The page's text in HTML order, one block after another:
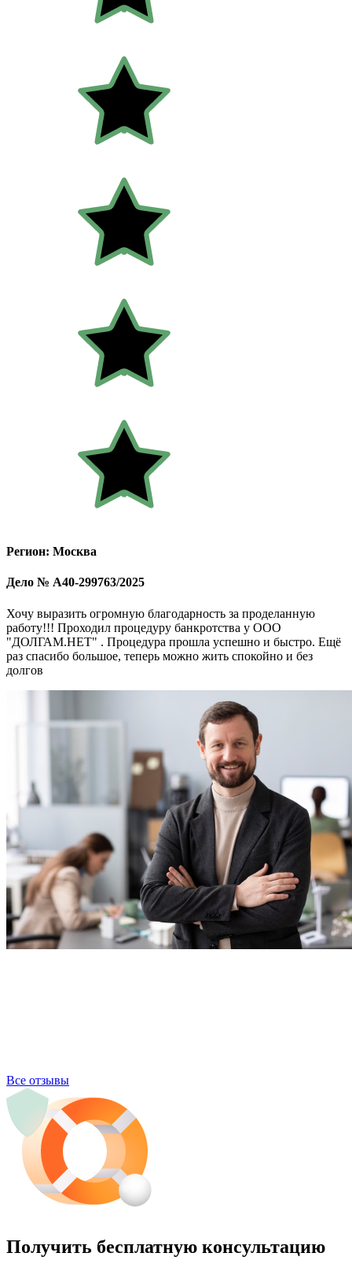
Регион: Москва
Дело № А40-299763/2025
Хочу выразить огромную благодарность за проделанную
работу!!! Проходил процедуру банкротства у ООО
"ДОЛГАМ.НЕТ" . Процедура прошла успешно и быстро. Ещё
раз спасибо большое, теперь можно жить спокойно и без
долгов
Все отзывы
Получить бесплатную консультацию